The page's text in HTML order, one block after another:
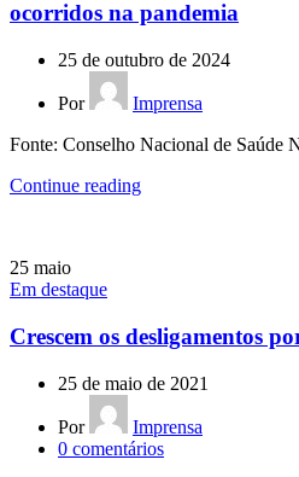
ocorridos na pandemia
25 de outubro de 2024
Por
Imprensa
Fonte: Conselho Nacional de Saúde
Continue reading
25 maio
Em destaque
Crescem os desligamentos
25 de maio de 2021
Por
Imprensa
0 comentários